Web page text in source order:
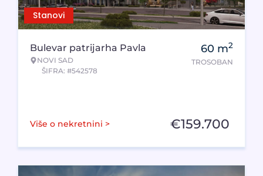
Stanovi
Bulevar patrijarha Pavla
NOVI SAD
ŠIFRA: #542578
60 m2
TROSOBAN
Više o nekretnini > €159.700